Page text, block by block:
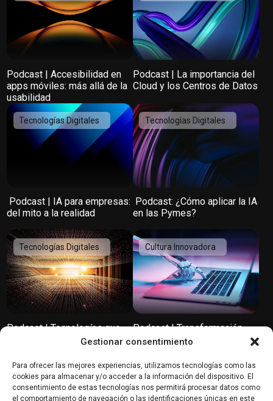
Gestionar consentimiento
Para ofrecer las mejores experiencias, utilizamos tecnologías como las
cookies para almacenar y/o acceder a la información del dispositivo. El
consentimiento de estas tecnologías nos permitirá procesar datos como
el comportamiento de navegación o las identificaciones únicas en este
Podcast | Accesibilidad en
apps móviles: más allá de la
usabilidad
Podcast | La importancia del
Cloud y los Centros de Datos
Tecnologías Digitales
️ Podcast | IA para empresas:
del mito a la realidad
Tecnologías Digitales
️ Podcast: ¿Cómo aplicar la IA
en las Pymes?
Tecnologías Digitales
Podcast | Tecnologías que
transformarán el mundo
Cultura Innovadora
Podcast | Transformación
digital: Innovación, cultura y
Banca y Fintech
Marketing y
Comunicación Digital